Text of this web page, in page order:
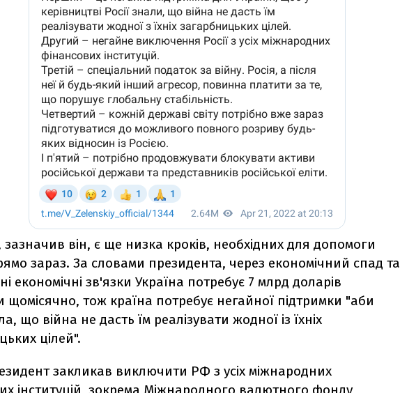
зазначив він, є ще низка кроків, необхідних для допомоги
зараз. За словами президента, через економічний спад та
економічні зв'язки Україна потребує 7 млрд доларів
щомісячно, тож країна потребує негайної підтримки "аби
що війна не дасть їм реалізувати жодної із їхніх
цілей".
закликав виключити РФ з усіх міжнародних
інституцій, зокрема Міжнародного валютного фонду,